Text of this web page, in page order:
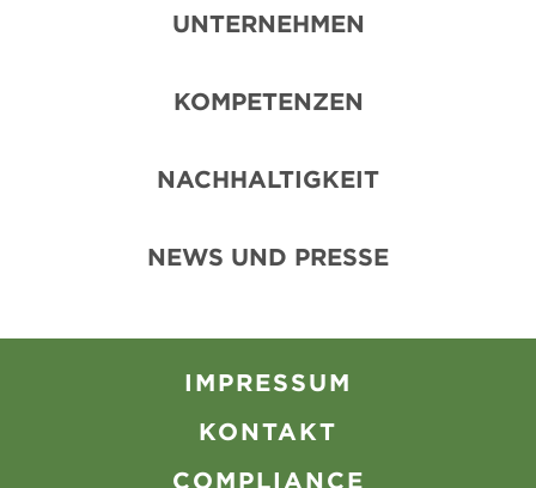
UNTERNEHMEN
KOMPETENZEN
NACHHALTIGKEIT
NEWS UND PRESSE
IMPRESSUM
KONTAKT
COMPLIANCE